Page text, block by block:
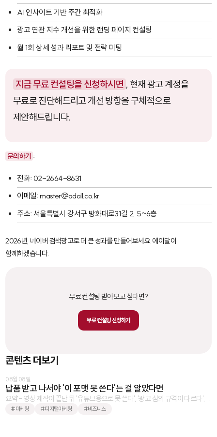
AI 인사이트 기반 주간 최적화
광고 연관 지수 개선을 위한 랜딩 페이지 컨설팅
월 1회 상세 성과 리포트 및 전략 미팅
지금 무료 컨설팅을 신청하시면 , 현재 광고 계정을
무료로 진단해드리고 개선 방향을 구체적으로
제안해드립니다.
문의하기 :
전화: 02-2664-8631
이메일: master@adall.co.kr
주소: 서울특별시 강서구 방화대로31길 2, 5~6층
2026년, 네이버 검색광고로 더 큰 성과를 만들어보세요. 에이달이
함께하겠습니다.
무료 컨설팅 받아보고 싶다면?
무료 컨설팅 신청하기
콘텐츠 더보기
08월 08일
납품 받고 나서야 '이 포맷 못 쓴다'는 걸 알았다면
요약 - 영상 제작이 끝난 뒤 '유튜브용으로 못 쓴다', '광고 심의 규격이 다르다', ...
#마케팅 #디지털마케팅 #비즈니스